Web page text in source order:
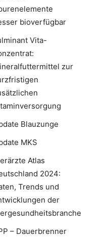
bioverfügbar
Vita-
zur
Blauzunge
MKS
Atlas
2024:
Trends und
der
– Dauerbrenner